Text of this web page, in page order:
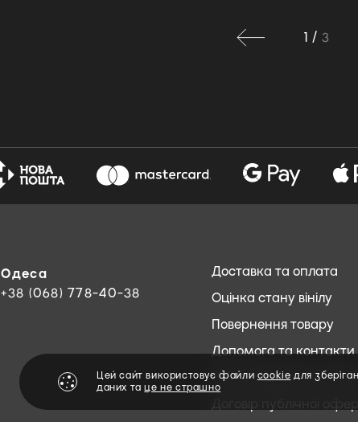
1 / 3
Одеса
+38 (068) 778-40-38
Доставка та оплата
Оцінка стану вінілу
Повернення товару
Допомога та контакти
Обслуговування
Договір публічної
Цей сайт використовує файли cookie для
даних таце не страшно